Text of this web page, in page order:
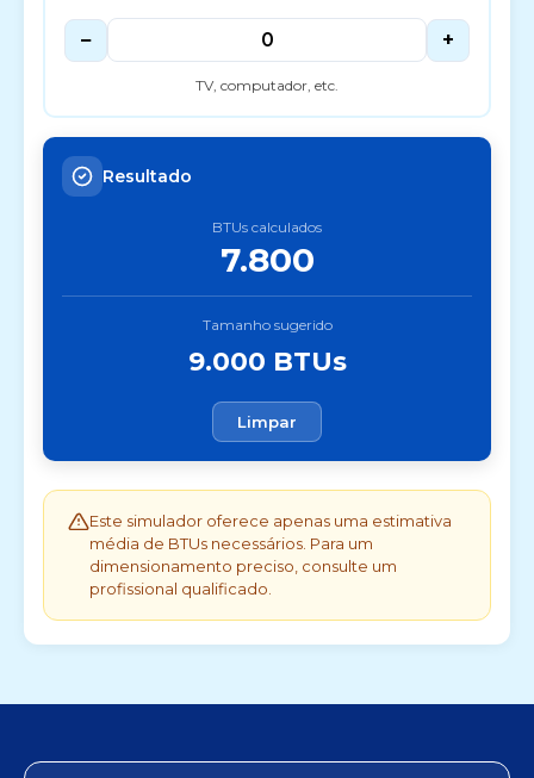
− +
TV, computador, etc.
Resultado
BTUs calculados
7.800
Tamanho sugerido
9.000 BTUs
Limpar
Este simulador oferece apenas uma estimativa
média de BTUs necessários. Para um
dimensionamento preciso, consulte um
profissional qualificado.